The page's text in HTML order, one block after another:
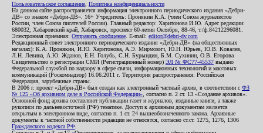
Пользовательское соглашение Политика конфиденциальности
На данном сайте распространяется информация электронного периодического издания «Дебри-
ДВ» со знаком «Дебри-ДВ». 16+ Учредитель: Пронякин К.А. (член Союза журналистов
России, член Союза писателей России). Главный редактор: Харитонова И.Ю. Адрес редакции:
680032, Хабаровский край, Хабаровск, проспект 60-летия Октября, 88-46, т./ф.84212296081.
Электронная приемная: Отправить сообщение . E-mail: editor@debri-dv.com
Редакционный совет электронного периодического издания «Дебри-ДВ» (на общественных
началах): К.А. Пронякин, И.Ю. Харитонова, А.Э. Мирмович, Ю.Н. Юрьев, Ю.В. Ковалев,
Л.Н. Левина, А.Ю. Жданов, Е.Н. Голубь, С.Н. Бурындин, Б.М. Сухинин, О.В. Егорова
Свидетельство о регистрации СМИ (Регистрационный номер) ЭЛ № ФС77-45537 выдано
Федеральной службой по надзору в сфере связи, информационных технологий и массовых
коммуникаций (Роскомнадзор) 16.06.2011 г. Территория распространения: Российская
Федерация, зарубежные страны.
В 2006 г. проект «Дебри-ДВ» был создан как электронный частный архив, в соответствии с ФЗ
№ 125 «Об архивном деле в Российской Федерации» , согласно п. 2 ст. 13 «Создание архивов».
Основной фонд архива составляют публикации газет и журналов, изданные книги, а также
рукописи по дальневосточной (РФ) тематике. Доступ к архивным документам является
открытым в электронном виде, согласно п. 1 ст. 24 вышеобозначенного закона. Архивные
документы к частной собственности редакции не относятся, согласно ст.ст. 1275, 1276, 1306
Гражданского кодекса РФ